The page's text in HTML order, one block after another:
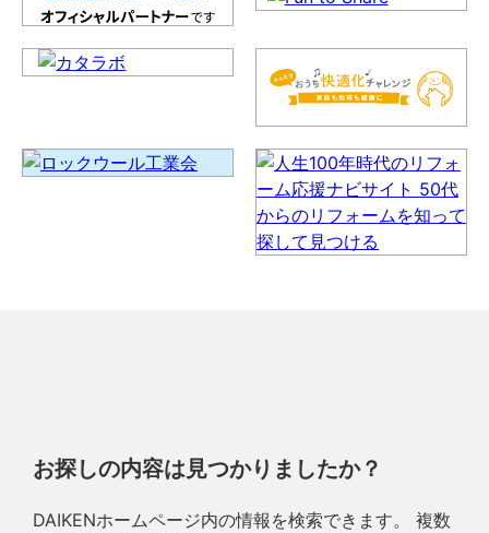
お探しの内容は見つかりましたか？
DAIKENホームページ内の情報を検索できます。 複数